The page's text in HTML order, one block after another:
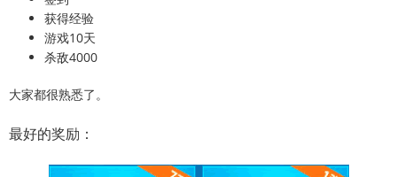
获得经验
游戏10天
杀敌4000
大家都很熟悉了。
最好的奖励：